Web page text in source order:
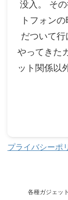
没入。 そ
トフォン
だついて
やってきた
ット関係以
プライバシーポ
各種ガジェッ